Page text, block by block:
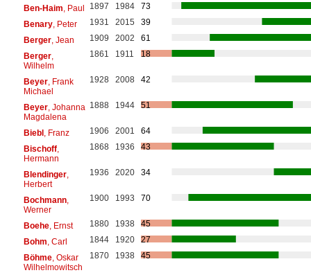
Ben-Haim , Paul 1897 1984
73
Benary, Peter 1931 2015
39
Berger, Jean 1909 2002
61
Berger,
Wilhelm
1861 1911 18
Beyer, Frank
Michael
1928 2008 42
Beyer, Johanna
Magdalena
1888 1944 51
Biebl, Franz 1906 2001
64
Bischoff,
Hermann
1868 1936 43
Blendinger,
Herbert
1936 2020 34
Bochmann,
Werner
1900 1993 70
Boehe, Ernst 1880 1938
45
Bohm , Carl 1844 1920
27
Böhme, Oskar
Wilhelmowitsch
1870 1938 45